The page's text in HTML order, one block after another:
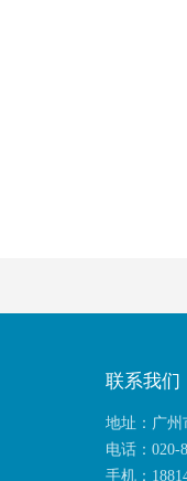
联系我们
地址：广州
电话：020-
手机：